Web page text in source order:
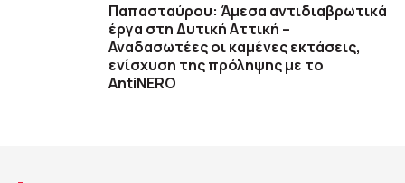
Παπασταύρου: Άμεσα αντιδιαβρωτικά
έργα στη Δυτική Αττική –
Αναδασωτέες οι καμένες εκτάσεις,
ενίσχυση της πρόληψης με το
AntiNERO